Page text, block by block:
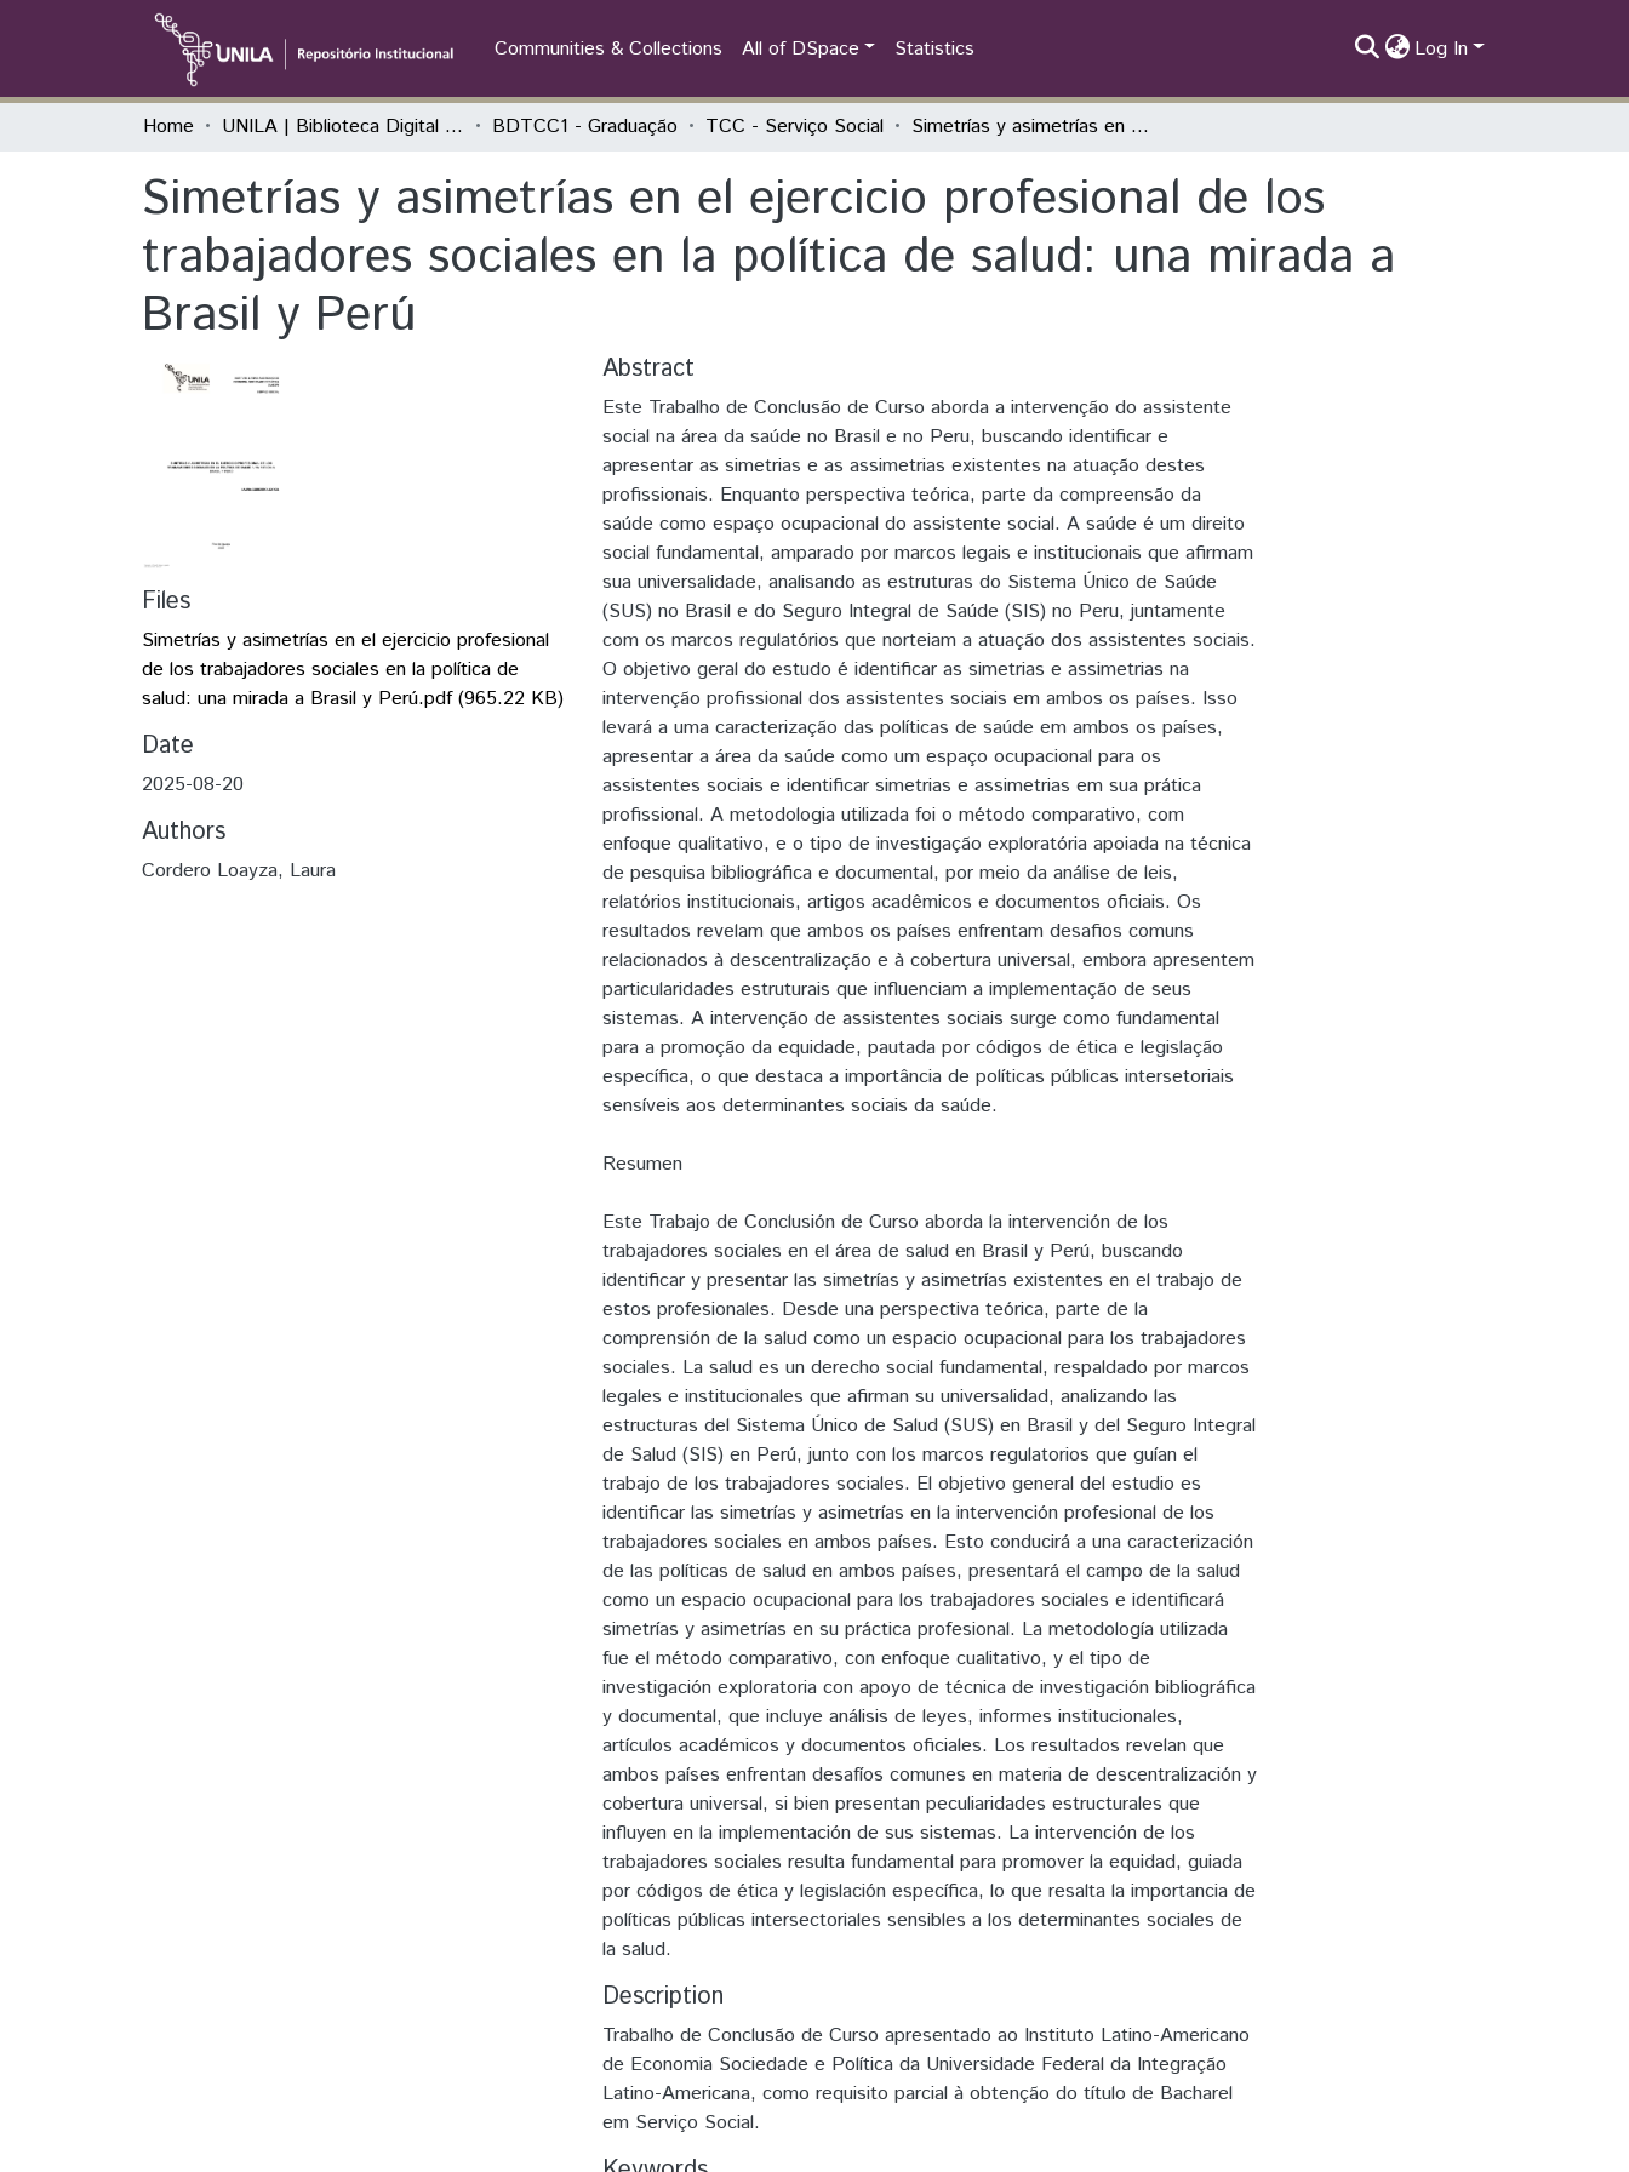
Communities & Collections All of DSpace Statistics Log In
Home UNILA | Biblioteca Digital de Trabalhos de Conclusão de Curso BDTCC1 - Graduação TCC - Serviço Social Simetrías y asimetrías en el ejercicio profesional de los trabajadores sociales en la política de salud: una mirada a Brasil y Perú
Simetrías y asimetrías en el ejercicio profesional de los
trabajadores sociales en la política de salud: una mirada a
Brasil y Perú
Files
Simetrías y asimetrías en el ejercicio profesional
de los trabajadores sociales en la política de
salud: una mirada a Brasil y Perú.pdf(965.22 KB)
Date
2025-08-20
Authors
Cordero Loayza, Laura
Abstract
Este Trabalho de Conclusão de Curso aborda a intervenção do assistente
social na área da saúde no Brasil e no Peru, buscando identificar e
apresentar as simetrias e as assimetrias existentes na atuação destes
profissionais. Enquanto perspectiva teórica, parte da compreensão da
saúde como espaço ocupacional do assistente social. A saúde é um direito
social fundamental, amparado por marcos legais e institucionais que afirmam
sua universalidade, analisando as estruturas do Sistema Único de Saúde
(SUS) no Brasil e do Seguro Integral de Saúde (SIS) no Peru, juntamente
com os marcos regulatórios que norteiam a atuação dos assistentes sociais.
O objetivo geral do estudo é identificar as simetrias e assimetrias na
intervenção profissional dos assistentes sociais em ambos os países. Isso
levará a uma caracterização das políticas de saúde em ambos os países,
apresentar a área da saúde como um espaço ocupacional para os
assistentes sociais e identificar simetrias e assimetrias em sua prática
profissional. A metodologia utilizada foi o método comparativo, com
enfoque qualitativo, e o tipo de investigação exploratória apoiada na técnica
de pesquisa bibliográfica e documental, por meio da análise de leis,
relatórios institucionais, artigos acadêmicos e documentos oficiais. Os
resultados revelam que ambos os países enfrentam desafios comuns
relacionados à descentralização e à cobertura universal, embora apresentem
particularidades estruturais que influenciam a implementação de seus
sistemas. A intervenção de assistentes sociais surge como fundamental
para a promoção da equidade, pautada por códigos de ética e legislação
específica, o que destaca a importância de políticas públicas intersetoriais
sensíveis aos determinantes sociais da saúde.
Resumen
Este Trabajo de Conclusión de Curso aborda la intervención de los
trabajadores sociales en el área de salud en Brasil y Perú, buscando
identificar y presentar las simetrías y asimetrías existentes en el trabajo de
estos profesionales. Desde una perspectiva teórica, parte de la
comprensión de la salud como un espacio ocupacional para los trabajadores
sociales. La salud es un derecho social fundamental, respaldado por marcos
legales e institucionales que afirman su universalidad, analizando las
estructuras del Sistema Único de Salud (SUS) en Brasil y del Seguro Integral
de Salud (SIS) en Perú, junto con los marcos regulatorios que guían el
trabajo de los trabajadores sociales. El objetivo general del estudio es
identificar las simetrías y asimetrías en la intervención profesional de los
trabajadores sociales en ambos países. Esto conducirá a una caracterización
de las políticas de salud en ambos países, presentará el campo de la salud
como un espacio ocupacional para los trabajadores sociales e identificará
simetrías y asimetrías en su práctica profesional. La metodología utilizada
fue el método comparativo, con enfoque cualitativo, y el tipo de
investigación exploratoria con apoyo de técnica de investigación bibliográfica
y documental, que incluye análisis de leyes, informes institucionales,
artículos académicos y documentos oficiales. Los resultados revelan que
ambos países enfrentan desafíos comunes en materia de descentralización y
cobertura universal, si bien presentan peculiaridades estructurales que
influyen en la implementación de sus sistemas. La intervención de los
trabajadores sociales resulta fundamental para promover la equidad, guiada
por códigos de ética y legislación específica, lo que resalta la importancia de
políticas públicas intersectoriales sensibles a los determinantes sociales de
la salud.
Description
Trabalho de Conclusão de Curso apresentado ao Instituto Latino-Americano
de Economia Sociedade e Política da Universidade Federal da Integração
Latino-Americana, como requisito parcial à obtenção do título de Bacharel
em Serviço Social.